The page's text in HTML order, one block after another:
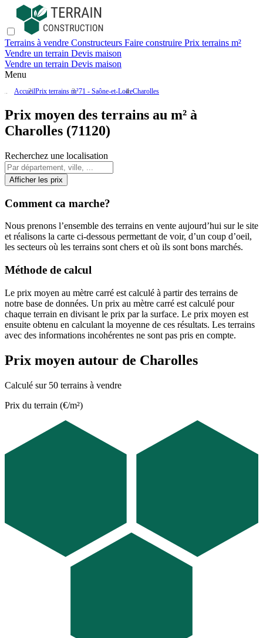
Terrains à vendre Constructeurs Faire construire Prix terrains m²
Vendre un terrain Devis maison
Vendre un terrain Devis maison
Menu
AccueilPrix terrains m²71 - Saône-et-LoireCharolles
Prix moyen des terrains au m² à
Charolles (71120)
Recherchez une localisation
Afficher les prix
Comment ca marche?
Nous prenons l’ensemble des terrains en vente aujourd’hui sur le site
et réalisons la carte ci-dessous permettant de voir, d’un coup d’oeil,
les secteurs où les terrains sont chers et où ils sont bons marchés.
Méthode de calcul
Le prix moyen au mètre carré est calculé à partir des terrains de
notre base de données. Un prix au mètre carré est calculé pour
chaque terrain en divisant le prix par la surface. Le prix moyen est
ensuite obtenu en calculant la moyenne de ces résultats. Les terrains
avec des informations incohérentes ne sont pas pris en compte.
Prix moyen autour de Charolles
Calculé sur 50 terrains à vendre
Prix du terrain (€/m²)